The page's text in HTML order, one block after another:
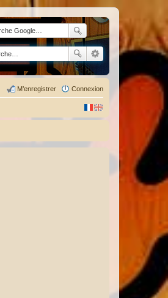
Connexion
M’enregistrer